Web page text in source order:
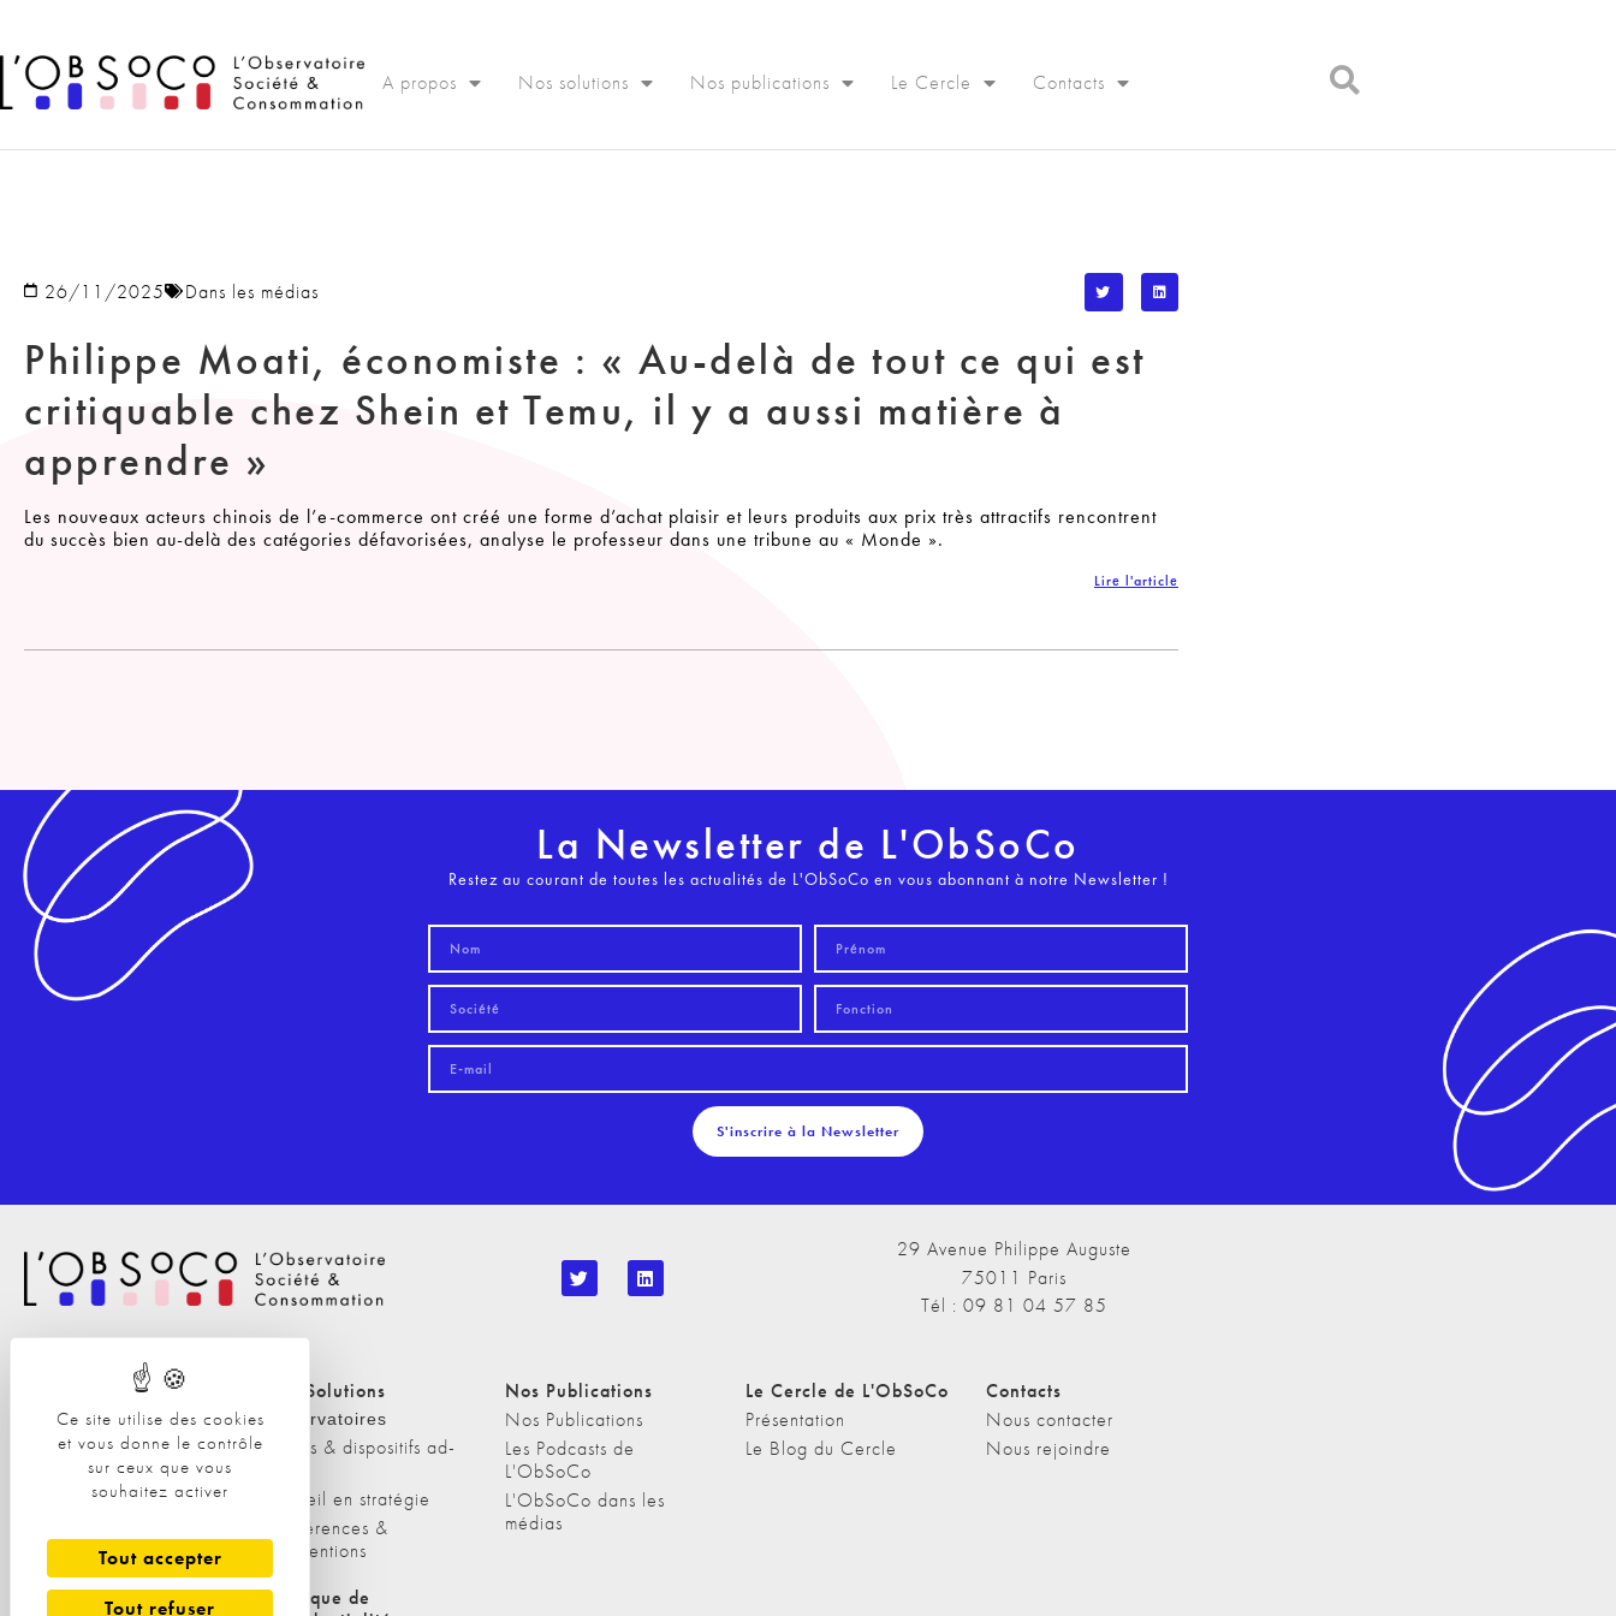
Ce site utilise des cookies
et vous donne le contrôle
sur ceux que vous
souhaitez activer
Tout accepter
Tout refuser
A propos Nos solutions Nos publications Le Cercle Contacts
26/11/2025 Dans les médias
Philippe Moati, économiste : « Au-delà de tout ce qui est
critiquable chez Shein et Temu, il y a aussi matière à
apprendre »
Les nouveaux acteurs chinois de l’e-commerce ont créé une forme d’achat plaisir et leurs produits aux prix très attractifs rencontrent
du succès bien au-delà des catégories défavorisées, analyse le professeur dans une tribune au « Monde ».
Lire l'article
La Newsletter de L'ObSoCo
Restez au courant de toutes les actualités de L'ObSoCo en vous abonnant à notre Newsletter !
S'inscrire à la Newsletter
29 Avenue Philippe Auguste
75011 Paris
Tél : 09 81 04 57 85
Nos Solutions
A propos
L'équipe
Nos clients
Nos Solutions
Observatoires
Etudes & dispositifs ad-
Conseil en stratégie
Conférences &
interventions
Nos Publications
Nos Publications
Les Podcasts de
L'ObSoCo
L'ObSoCo dans les
médias
Le Cercle de L'ObSoCo
Présentation
Le Blog du Cercle
Contacts
Nous contacter
Nous rejoindre
Politique de cookies
Politique de